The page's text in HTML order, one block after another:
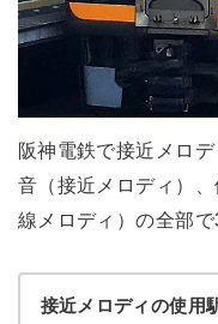
阪神電鉄で接近メロ
音（接近メロディ）
線メロディ）の全部で
接近メロディの使用